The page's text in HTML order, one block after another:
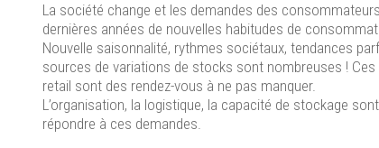
La société change et les demandes des
dernières années de nouvelles habitudes de
Nouvelle saisonnalité, rythmes sociétaux, tendances
sources de variations de stocks sont nombreuses !
retail sont des rendez-vous à ne pas manquer.
L’organisation, la logistique, la capacité de stockage
répondre à ces demandes.